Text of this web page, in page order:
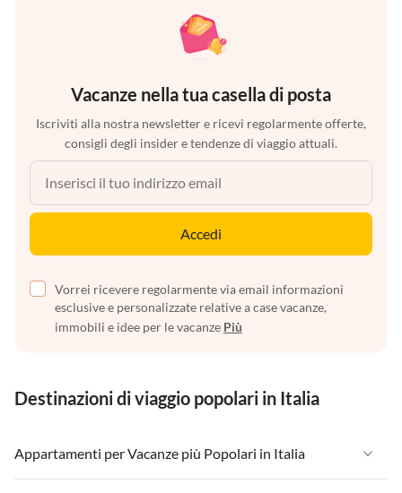
Vacanze nella tua casella di posta
Iscriviti alla nostra newsletter e ricevi regolarmente offerte,
consigli degli insider e tendenze di viaggio attuali.
Accedi
Vorrei ricevere regolarmente via email informazioni
esclusive e personalizzate relative a case vacanze,
immobili e idee per le vacanze Più
Destinazioni di viaggio popolari in Italia
Appartamenti per Vacanze più Popolari in Italia